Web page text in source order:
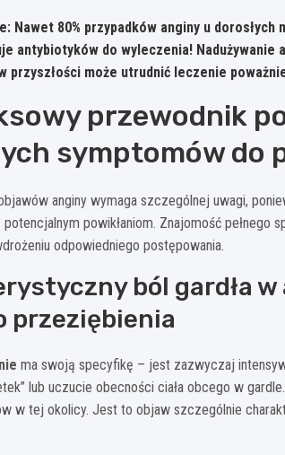
Nawet 80% przypadków anginy u
antybiotyków do wyleczenia!
przyszłości może utrudnić leczenie
przewodnik
symptomów do
anginy wymaga szczególnej uwagi,
powikłaniom. Znajomość
odpowiedniego postępowania.
ból gardła
przeziębienia
ma swoją specyfikę – jest zazwyczaj
lub uczucie obecności ciała obcego w
w tej okolicy. Jest to objaw szczególnie